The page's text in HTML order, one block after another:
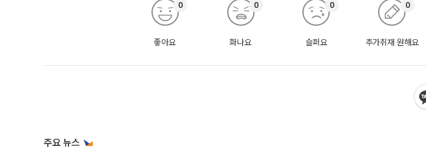
좋아요
0
화나요
0
슬퍼요
0
추가취재 원해요
0
주요 뉴스